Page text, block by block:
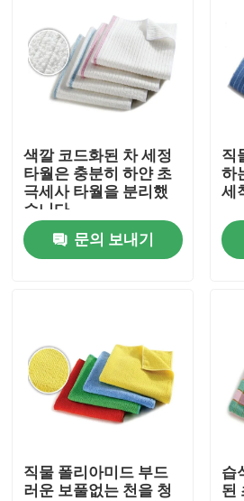
제품 소개
회사 소개
공장 투어
품질 관리
연락처
비스코스 스프 섬유
재활용 폴리에스테르 스테이플
폴리프로필렌 스테이플 섬유
색깔 코드화된 차 세정
타월은 충분히 하얀 초
극세사 타월을 분리했
습니다
문의 보내기
직
하
세
직물 폴리아미드 부드
러운 보풀없는 천을 청
습
된